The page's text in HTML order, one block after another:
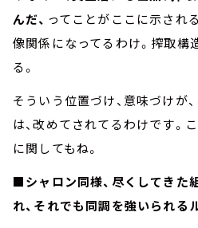
んだ、 ってことがここに示され
像関係になってるわけ。搾取構
る。
そういう位置づけ、意味づけが
は、改めてされてるわけです。
に関してもね。
■シャロン同様、尽くしてきた
れ、それでも同調を強いられる